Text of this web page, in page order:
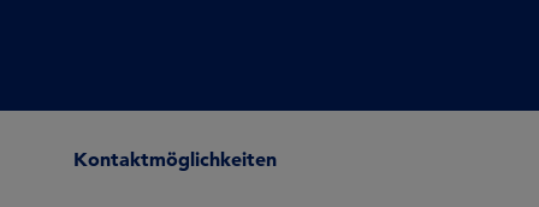
Kontaktmöglichkeiten